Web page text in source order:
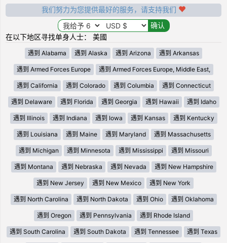
我们努力为您提供最好的服务，请支持我们
在以下地区寻找单身人士： 美國
遇到 Alabama 遇到 Alaska 遇到 Arizona 遇到 Arkansas
遇到 Armed Forces Europe 遇到 Armed Forces Europe, Middle East,
遇到 California 遇到 Colorado 遇到 Columbia 遇到 Connecticut
遇到 Delaware 遇到 Florida 遇到 Georgia 遇到 Hawaii 遇到 Idaho
遇到 Illinois 遇到 Indiana 遇到 Iowa 遇到 Kansas 遇到 Kentucky
遇到 Louisiana 遇到 Maine 遇到 Maryland 遇到 Massachusetts
遇到 Michigan 遇到 Minnesota 遇到 Mississippi 遇到 Missouri
遇到 Montana 遇到 Nebraska 遇到 Nevada 遇到 New Hampshire
遇到 New Jersey 遇到 New Mexico 遇到 New York
遇到 North Carolina 遇到 North Dakota 遇到 Ohio 遇到 Oklahoma
遇到 Oregon 遇到 Pennsylvania 遇到 Rhode Island
遇到 South Carolina 遇到 South Dakota 遇到 Tennessee 遇到 Texas